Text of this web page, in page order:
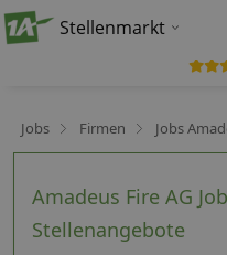
Stellenmarkt
Jobs Firmen Jobs
Amadeus Fire AG
Stellenangebote